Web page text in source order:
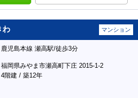
わ マンション
鹿児島本線 瀬高駅/徒歩3分
福岡県みやま市瀬高町下庄 2015-1-2
4階建 / 築12年